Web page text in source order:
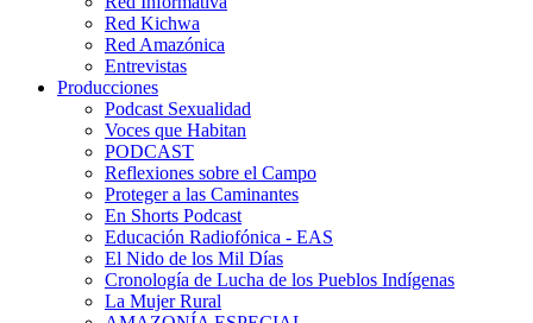
Red Kichwa
Red Amazónica
Entrevistas
Producciones
Podcast Sexualidad
Voces que Habitan
PODCAST
Reflexiones sobre el Campo
Proteger a las Caminantes
En Shorts Podcast
Educación Radiofónica - EAS
El Nido de los Mil Días
Cronología de Lucha de los Pueblos Indígenas
La Mujer Rural